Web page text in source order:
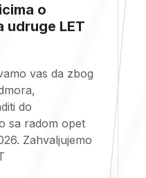
o
udruge LET
vas da zbog
do
sa radom opet
Zahvaljujemo